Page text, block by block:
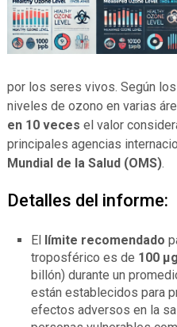
por los seres vivos. Según
niveles de ozono en varias
en 10 veces el valor
principales agencias
Mundial de la Salud (OMS).
Detalles del informe:
El límite recomendado
troposférico es de 100
billón) durante un
están establecidos para
efectos adversos en la